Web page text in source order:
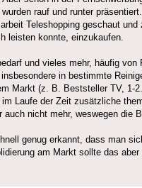
rauf und runter
Teleshopping geschaut
leisten konnte, einzukaufen.
und vieles mehr, häufig
in bestimmte
Markt (z. B. Beststeller TV,
Laufe der Zeit zusätzliche
nicht mehr, weswegen die
genug erkannt, dass man
am Markt sollte das